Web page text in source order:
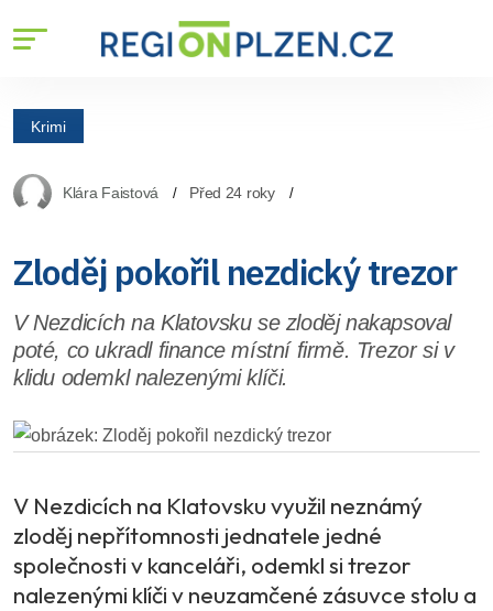
Krimi
Klára Faistová Před 24 roky
Zloděj pokořil nezdický trezor
V Nezdicích na Klatovsku se zloděj nakapsoval
poté, co ukradl finance místní firmě. Trezor si v
klidu odemkl nalezenými klíči.
V Nezdicích na Klatovsku využil neznámý
zloděj nepřítomnosti jednatele jedné
společnosti v kanceláři, odemkl si trezor
nalezenými klíči v neuzamčené zásuvce stolu a